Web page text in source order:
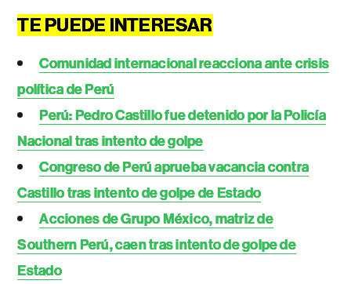
TE PUEDE INTERESAR
Comunidad internacional reacciona ante crisis
política de Perú
Perú: Pedro Castillo fue detenido por la Policía
Nacional tras intento de golpe
Congreso de Perú aprueba vacancia contra
Castillo tras intento de golpe de Estado
Acciones de Grupo México, matriz de
Southern Perú, caen tras intento de golpe de
Estado